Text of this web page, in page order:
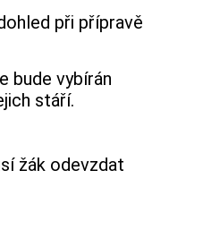
při přípravě
bude vybírán
stáří.
žák odevzdat